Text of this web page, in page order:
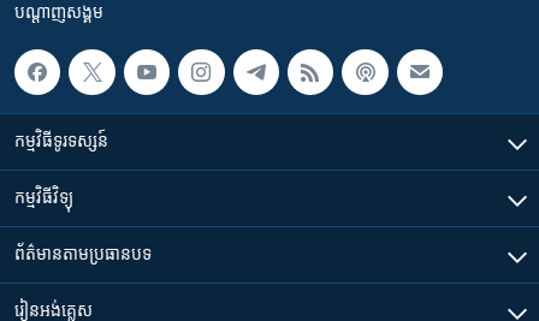
បណ្តាញ​សង្គម
កម្មវិធី​ទូរទស្សន៍
កម្មវិធី​វិទ្យុ
ព័ត៌មាន​តាមប្រធានបទ​
រៀន​​អង់គ្លេស